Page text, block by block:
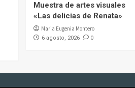
Muestra de artes visuales
«Las delicias de Renata»
Maria Eugenia Montero
6 agosto, 2026 0